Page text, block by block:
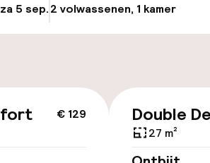
5 sep.2 volwassenen, 1 kamer
€ 129 Double
27 m²